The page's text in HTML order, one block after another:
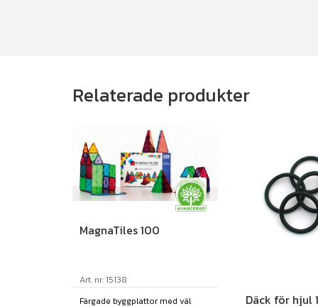
Relaterade produkter
MagnaTiles 100
Art. nr: 15138
Färgade byggplattor med väl
Däck för hjul